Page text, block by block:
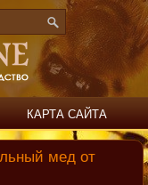
КАРТА САЙТА
мед от